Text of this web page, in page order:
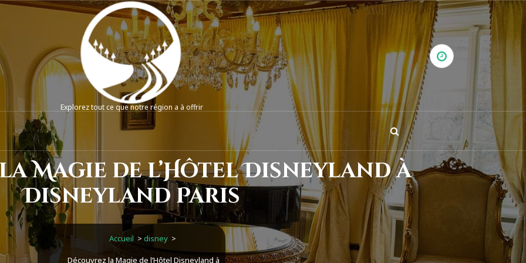
Explorez tout ce que notre région a à offrir
Magie de l’Hôtel Disneyland à
Disneyland Paris
Accueil > disney>
Découvrez la Magie de l’Hôtel Disneyland à